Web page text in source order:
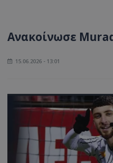
Ανακοίνωσε
15.06.2026 - 13:01